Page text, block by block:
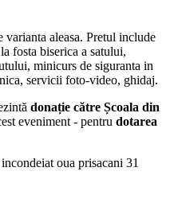
varianta aleasa. Pretul include
fosta biserica a satului,
minicurs de siguranta in
servicii foto-video, ghidaj.
donație către Școala din
eveniment - pentru dotarea